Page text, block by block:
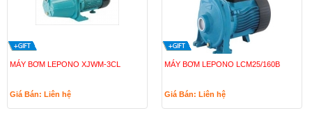
MÁY BƠM LEPONO XJWM-3CL
Giá Bán: Liên hệ
MÁY BƠM LEPONO LCM25/160B
Giá Bán: Liên hệ